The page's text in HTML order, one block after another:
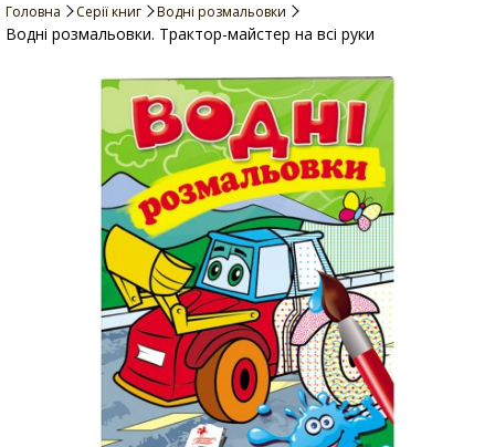
Головна Серії книг Водні розмальовки
Водні розмальовки. Трактор-майстер на всі руки